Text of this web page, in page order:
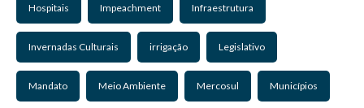
Hospitais Impeachment Infraestrutura
Invernadas Culturais irrigação Legislativo
Mandato Meio Ambiente Mercosul Municípios